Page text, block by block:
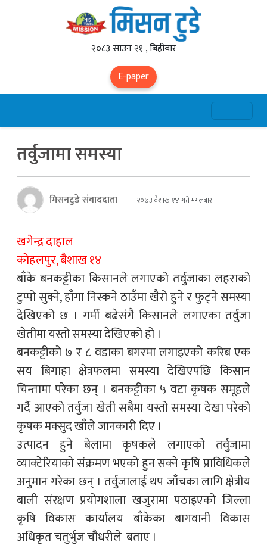
२०८३ साउन २१ , बिहीबार
E-paper
तर्वुजामा समस्या
मिसनटुडे संवाददाता २०७३ वैशाख १४ गते मंगलबार
खगेन्द्र दाहाल
कोहलपुर, बैशाख १४
बाँके बनकट्टीका किसानले लगाएको तर्वुजाका लहराको
टुप्पो सुक्ने, हाँगा निस्कने ठाउँमा खैरो हुने र फुट्ने समस्या
देखिएको छ । गर्मी बढेसंगै किसानले लगाएका तर्वुजा
खेतीमा यस्तो समस्या देखिएको हो ।
बनकट्टीको ७ र ८ वडाका बगरमा लगाइएको करिब एक
सय बिगाहा क्षेत्रफलमा समस्या देखिएपछि किसान
चिन्तामा परेका छन् । बनकट्टीका ५ वटा कृषक समूहले
गर्दै आएको तर्वुजा खेती सबैमा यस्तो समस्या देखा परेको
कृषक मक्सुद खाँले जानकारी दिए ।
उत्पादन हुने बेलामा कृषकले लगाएको तर्वुजामा
व्याक्टेरियाको संक्रमण भएको हुन सक्ने कृषि प्राविधिकले
अनुमान गरेका छन् । तर्वुजालाई थप जाँचका लागि क्षेत्रीय
बाली संरक्षण प्रयोगशाला खजुरामा पठाइएको जिल्ला
कृषि विकास कार्यालय बाँकेका बागवानी विकास
अधिकृत चतुर्भुज चौधरीले बताए ।